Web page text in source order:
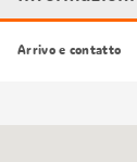
Arrivo e contatto